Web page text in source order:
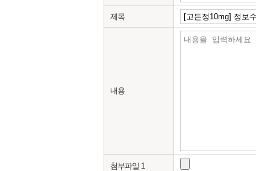
제목
내용
첨부파일 1